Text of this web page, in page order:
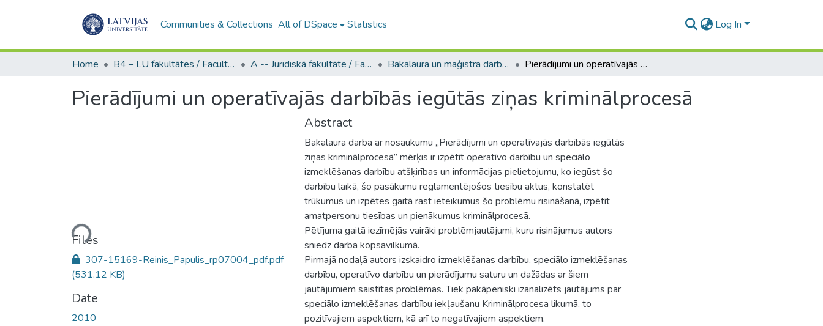
Communities & Collections All of DSpace Statistics Log In
Home B4 – LU fakultātes / Faculties of the UL A -- Juridiskā fakultāte / Faculty of Law Bakalaura un maģistra darbi (JF) / Bachelor's and Master's theses Pierādījumi un operatīvajās darbībās iegūtās ziņas kriminālprocesā
Pierādījumi un operatīvajās darbībās iegūtās ziņas kriminālprocesā
Loading...
Files
307-15169-Reinis_Papulis_rp07004_pdf.pdf
(531.12 KB)
Date
2010
Abstract
Bakalaura darba ar nosaukumu „Pierādījumi un operatīvajās darbībās iegūtās
ziņas kriminālprocesā” mērķis ir izpētīt operatīvo darbību un speciālo
izmeklēšanas darbību atšķirības un informācijas pielietojumu, ko iegūst šo
darbību laikā, šo pasākumu reglamentējošos tiesību aktus, konstatēt
trūkumus un izpētes gaitā rast ieteikumus šo problēmu risināšanā, izpētīt
amatpersonu tiesības un pienākumus kriminālprocesā.
Pētījuma gaitā iezīmējās vairāki problēmjautājumi, kuru risinājumus autors
sniedz darba kopsavilkumā.
Pirmajā nodaļā autors izskaidro izmeklēšanas darbību, speciālo izmeklēšanas
darbību, operatīvo darbību un pierādījumu saturu un dažādas ar šiem
jautājumiem saistītas problēmas. Tiek pakāpeniski izanalizēts jautājums par
speciālo izmeklēšanas darbību iekļaušanu Kriminālprocesa likumā, to
pozitīvajiem aspektiem, kā arī to negatīvajiem aspektiem.